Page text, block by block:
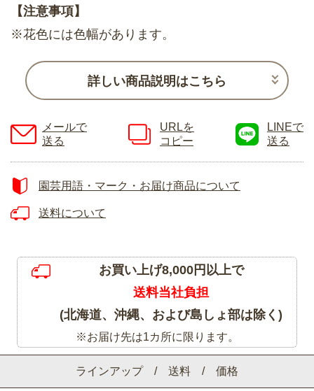
ラインアップ / 送料 / 価格
【注意事項】
※花色には色幅があります。
詳しい商品説明はこちら
メールで
送る
URLを
コピー
LINEで
送る
園芸用語・マーク・お届け商品について
送料について
お買い上げ8,000円以上で
送料当社負担
(北海道、沖縄、および島しょ部は除く)
※お届け先は1カ所に限ります。